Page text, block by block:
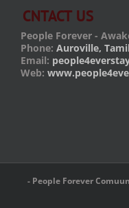
CNTACT US
People Forever -
Phone: Auroville,
Email:
Web:
- People Forever